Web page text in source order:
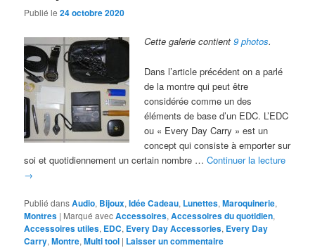
Publié le24 octobre 2020
Cette galerie contient9 photos.
Dans l’article précédent on a parlé
de la montre qui peut être
considérée comme un des
éléments de base d’un EDC. L’EDC
ou « Every Day Carry » est un
concept qui consiste à emporter sur
soi et quotidiennement un certain nombre …Continuer la lecture
→
Publié dansAudio, Bijoux,Idée Cadeau, Lunettes,Maroquinerie,
Montres | Marqué avecAccessoires,Accessoires du quotidien,
Accessoires utiles, EDC, Every Day Accessories, Every Day
Carry,Montre,Multi tool | Laisser un commentaire